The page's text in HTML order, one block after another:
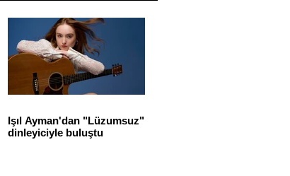
Işıl Ayman'dan "Lüzumsuz"
dinleyiciyle buluştu